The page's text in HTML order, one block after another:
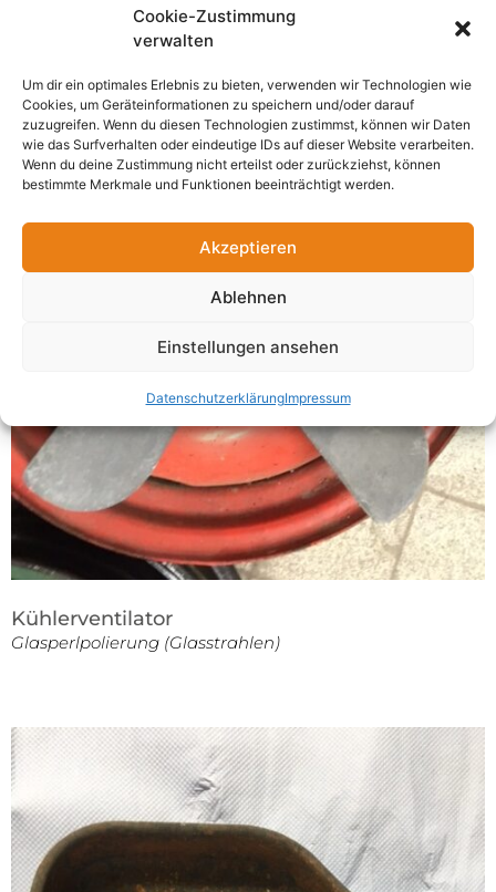
Cookie-Zustimmung
verwalten
Um dir ein optimales Erlebnis zu bieten, verwenden wir Technologien wie
Cookies, um Geräteinformationen zu speichern und/oder darauf
zuzugreifen. Wenn du diesen Technologien zustimmst, können wir Daten
wie das Surfverhalten oder eindeutige IDs auf dieser Website verarbeiten.
Wenn du deine Zustimmung nicht erteilst oder zurückziehst, können
bestimmte Merkmale und Funktionen beeinträchtigt werden.
Akzeptieren
Ablehnen
Einstellungen ansehen
DatenschutzerklärungImpressum
Kühlerventilator
Glasperlpolierung (Glasstrahlen)